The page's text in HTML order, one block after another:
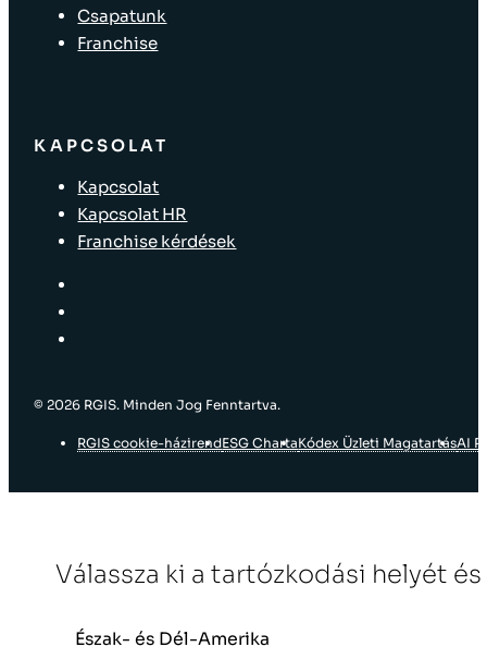
Csapatunk
Franchise
KAPCSOLAT
Kapcsolat
Kapcsolat HR
Franchise kérdések
© 2026 RGIS. Minden Jog Fenntartva.
RGIS cookie-házirendESG ChartaKódex Üzleti MagatartásAI
Válassza ki a tartózkodási helyét
Észak- és Dél-Amerika